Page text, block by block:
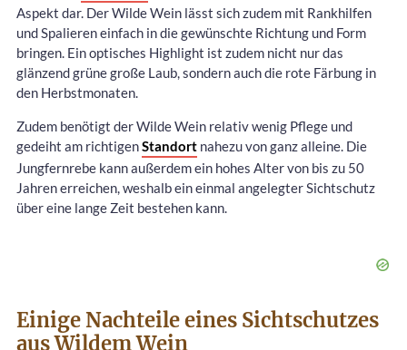
Aspekt dar. Der Wilde Wein lässt sich zudem mit Rankhilfen
und Spalieren einfach in die gewünschte Richtung und Form
bringen. Ein optisches Highlight ist zudem nicht nur das
glänzend grüne große Laub, sondern auch die rote Färbung in
den Herbstmonaten.
Zudem benötigt der Wilde Wein relativ wenig Pflege und
gedeiht am richtigenStandort nahezu von ganz alleine. Die
Jungfernrebe kann außerdem ein hohes Alter von bis zu 50
Jahren erreichen, weshalb ein einmal angelegter Sichtschutz
über eine lange Zeit bestehen kann.
Einige Nachteile eines Sichtschutzes
aus Wildem Wein